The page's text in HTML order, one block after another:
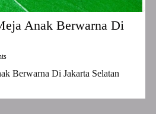
Anak Berwarna Di
Berwarna Di Jakarta Selatan